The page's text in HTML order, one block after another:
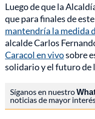
Luego de que la
que para finales de
mantendría la medida
alcalde Carlos
Caracol en vivosobre
solidario y el futuro de
Síganos en nuestro
noticias de mayor